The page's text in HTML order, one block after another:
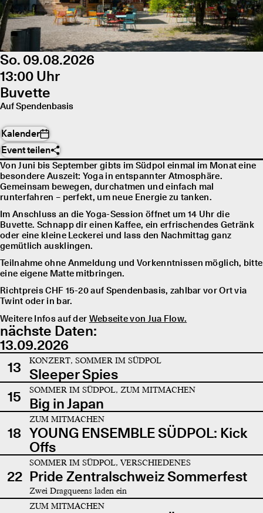
So. 09.08.2026
13:00 Uhr
Buvette
Auf Spendenbasis
Kalender
Event teilen
Von Juni bis September gibts im Südpol einmal im Monat eine
besondere Auszeit: Yoga in entspannter Atmosphäre.
Gemeinsam bewegen, durchatmen und einfach mal
runterfahren – perfekt, um neue Energie zu tanken.
Im Anschluss an die Yoga-Session öffnet um 14 Uhr die
Buvette. Schnapp dir einen Kaffee, ein erfrischendes Getränk
oder eine kleine Leckerei und lass den Nachmittag ganz
gemütlich ausklingen.
Teilnahme ohne Anmeldung und Vorkenntnissen möglich, bitte
eine eigene Matte mitbringen.
Richtpreis CHF 15-20 auf Spendenbasis, zahlbar vor Ort via
Twint oder in bar.
Weitere Infos auf der Webseite von Jua Flow.
nächste Daten:
13.09.2026
13
KONZERT, SOMMER IM SÜDPOL
Sleeper Spies
15
SOMMER IM SÜDPOL, ZUM MITMACHEN
Big in Japan
18
ZUM MITMACHEN
YOUNG ENSEMBLE SÜDPOL: Kick
Offs
22
SOMMER IM SÜDPOL, VERSCHIEDENES
Pride Zentralschweiz Sommerfest
Zwei Dragqueens laden ein
ZUM MITMACHEN